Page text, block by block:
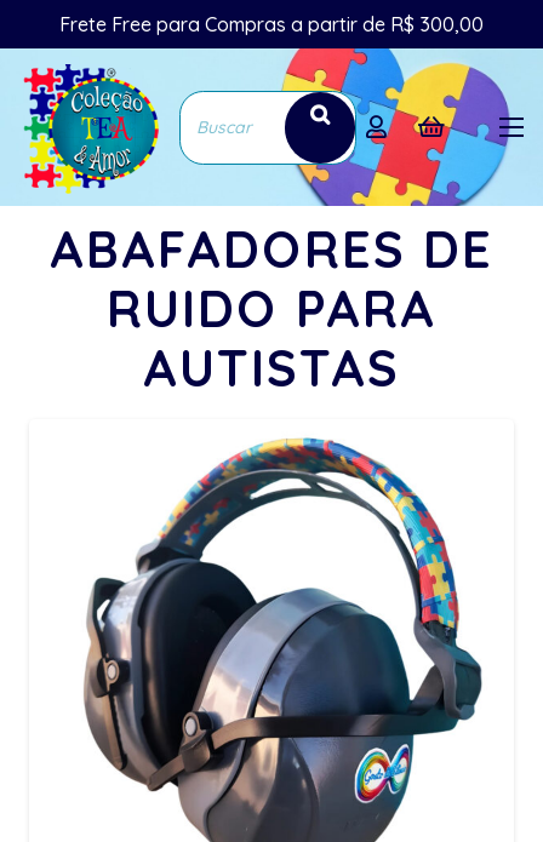
Frete Free para Compras a partir de R$ 300,00
ABAFADORES DE
RUIDO PARA
AUTISTAS